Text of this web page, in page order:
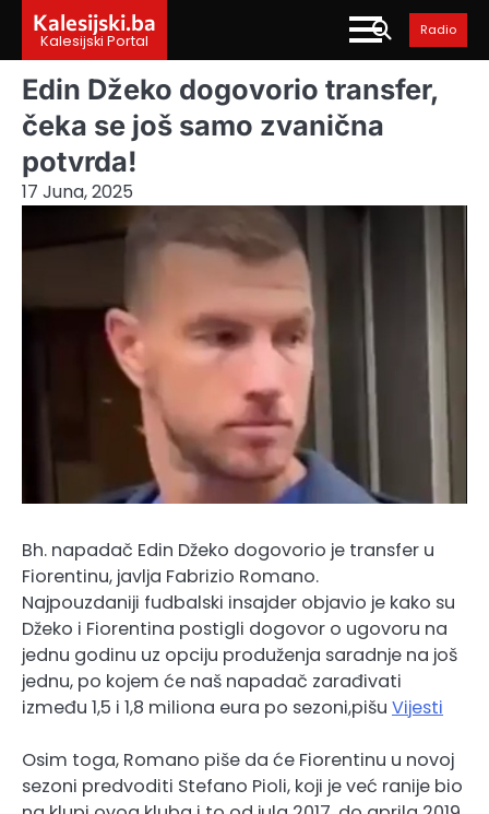
content
Kalesijski.ba
Kalesijski Portal
Radio
Edin Džeko dogovorio transfer,
čeka se još samo zvanična
potvrda!
17 Juna, 2025
Bh. napadač Edin Džeko dogovorio je transfer u
Fiorentinu, javlja Fabrizio Romano.
Najpouzdaniji fudbalski insajder objavio je kako su
Džeko i Fiorentina postigli dogovor o ugovoru na
jednu godinu uz opciju produženja saradnje na još
jednu, po kojem će naš napadač zarađivati
između 1,5 i 1,8 miliona eura po sezoni,pišu Vijesti
Osim toga, Romano piše da će Fiorentinu u novoj
sezoni predvoditi Stefano Pioli, koji je već ranije bio